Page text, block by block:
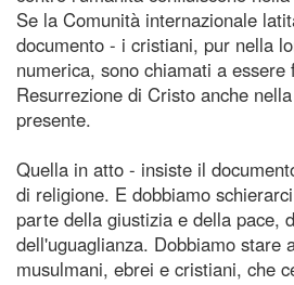
Se la Comunità internazionale
documento - i cristiani, pur nella
numerica, sono chiamati a essere
Resurrezione di Cristo anche
presente.
Quella in atto - insiste il
di religione. E dobbiamo
parte della giustizia e della pace,
dell'uguaglianza. Dobbiamo stare
musulmani, ebrei e cristiani, che